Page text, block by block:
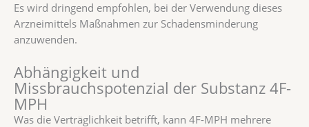
Es wird dringend empfohlen, bei der Verwendung dieses
Arzneimittels Maßnahmen zur Schadensminderung
anzuwenden.
Abhängigkeit und
Missbrauchspotenzial der Substanz 4F-
MPH
Was die Verträglichkeit betrifft, kann 4F-MPH mehrere